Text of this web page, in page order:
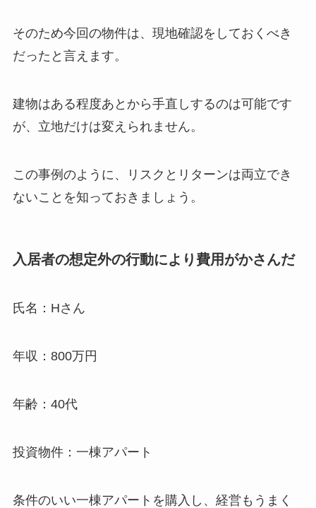
そのため今回の物件は、現地確認をしておくべき
だったと言えます。
建物はある程度あとから手直しするのは可能です
が、立地だけは変えられません。
この事例のように、リスクとリターンは両立でき
ないことを知っておきましょう。
入居者の想定外の行動により費用がかさんだ
氏名：Hさん
年収：800万円
年齢：40代
投資物件：一棟アパート
条件のいい一棟アパートを購入し、経営もうまく